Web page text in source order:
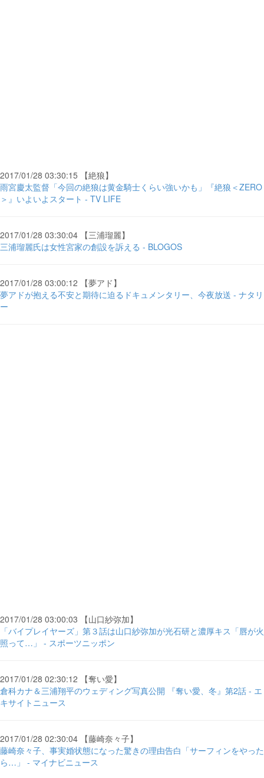
2017/01/28 03:30:15 【絶狼】
雨宮慶太監督「今回の絶狼は黄金騎士くらい強いかも」『絶狼＜ZERO
＞』いよいよスタート - TV LIFE
2017/01/28 03:30:04 【三浦瑠麗】
三浦瑠麗氏は女性宮家の創設を訴える - BLOGOS
2017/01/28 03:00:12 【夢アド】
夢アドが抱える不安と期待に迫るドキュメンタリー、今夜放送 - ナタリ
ー
2017/01/28 03:00:03 【山口紗弥加】
「バイプレイヤーズ」第３話は山口紗弥加が光石研と濃厚キス「唇が火
照って…」 - スポーツニッポン
2017/01/28 02:30:12 【奪い愛】
倉科カナ＆三浦翔平のウェディング写真公開 『奪い愛、冬』第2話 - エ
キサイトニュース
2017/01/28 02:30:04 【藤崎奈々子】
藤崎奈々子、事実婚状態になった驚きの理由告白「サーフィンをやった
ら…」 - マイナビニュース